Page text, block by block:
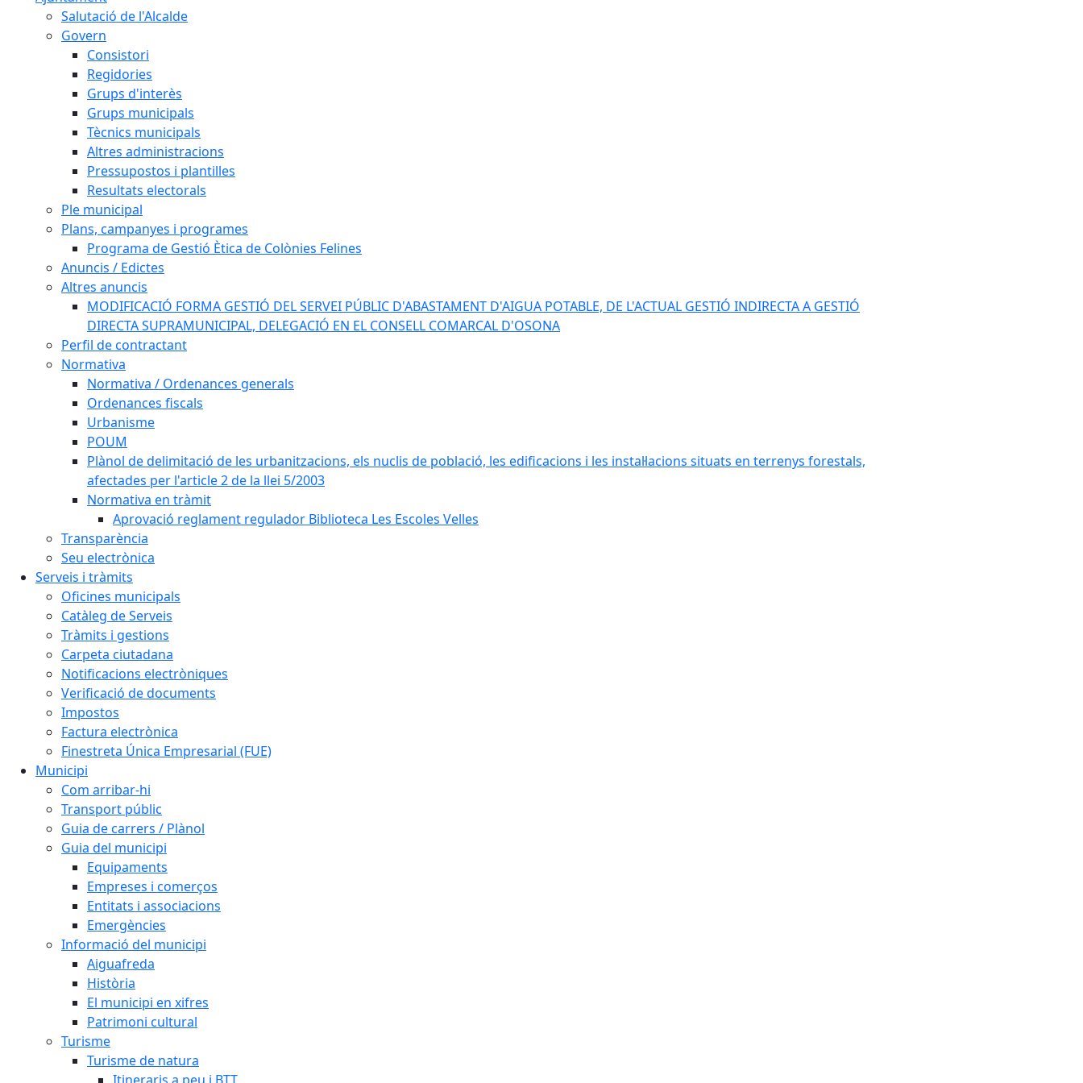
Salutació de l'Alcalde
Govern
Consistori
Regidories
Grups d'interès
Grups municipals
Tècnics municipals
Altres administracions
Pressupostos i plantilles
Resultats electorals
Ple municipal
Plans, campanyes i programes
Programa de Gestió Ètica de Colònies Felines
Anuncis / Edictes
Altres anuncis
MODIFICACIÓ FORMA GESTIÓ DEL SERVEI PÚBLIC D'ABASTAMENT D'AIGUA POTABLE, DE L'ACTUAL GESTIÓ INDIRECTA A GESTIÓ
DIRECTA SUPRAMUNICIPAL, DELEGACIÓ EN EL CONSELL COMARCAL D'OSONA
Perfil de contractant
Normativa
Normativa / Ordenances generals
Ordenances fiscals
Urbanisme
POUM
Plànol de delimitació de les urbanitzacions, els nuclis de població, les edificacions i les instal·lacions situats en terrenys forestals,
afectades per l'article 2 de la llei 5/2003
Normativa en tràmit
Aprovació reglament regulador Biblioteca Les Escoles Velles
Transparència
Seu electrònica
Serveis i tràmits
Oficines municipals
Catàleg de Serveis
Tràmits i gestions
Carpeta ciutadana
Notificacions electròniques
Verificació de documents
Impostos
Factura electrònica
Finestreta Única Empresarial (FUE)
Municipi
Com arribar-hi
Transport públic
Guia de carrers / Plànol
Guia del municipi
Equipaments
Empreses i comerços
Entitats i associacions
Emergències
Informació del municipi
Aiguafreda
Història
El municipi en xifres
Patrimoni cultural
Turisme
Turisme de natura